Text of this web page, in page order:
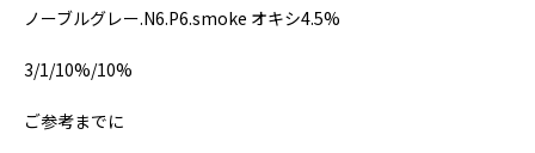
ノーブルグレー.N6.P6.smoke オキシ4.5%
3/1/10%/10%
ご参考までに